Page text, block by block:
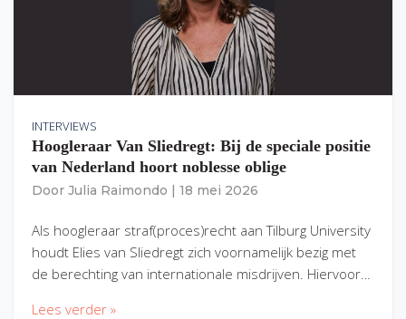
INTERVIEWS
Hoogleraar Van Sliedregt: Bij de speciale positie
van Nederland hoort noblesse oblige
Door Julia Raimondo 18 mei 2026
Als hoogleraar straf(proces)recht aan Tilburg University
houdt Elies van Sliedregt zich voornamelijk bezig met
de berechting van internationale misdrijven. Hiervoor…
Lees verder »